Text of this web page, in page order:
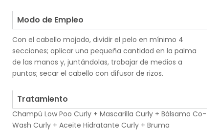
Modo de Empleo
Con el cabello mojado, dividir el pelo en mínimo 4
secciones; aplicar una pequeña cantidad en la palma
de las manos y, juntándolas, trabajar de medios a
puntas; secar el cabello con difusor de rizos.
Tratamiento
Champú Low Poo Curly + Mascarilla Curly + Bálsamo Co-
Wash Curly + Aceite Hidratante Curly + Bruma